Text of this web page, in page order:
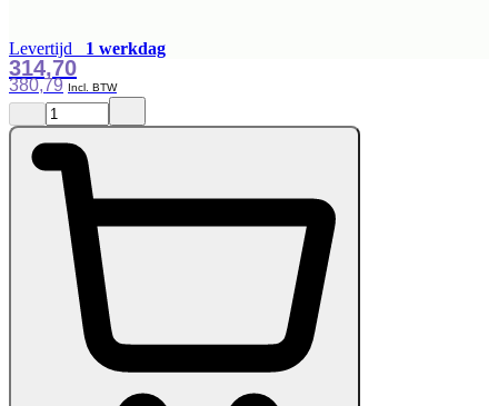
Levertijd 1 werkdag
380,79
314,70